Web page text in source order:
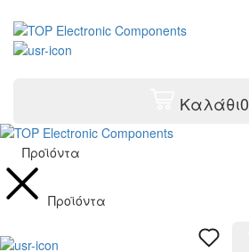
Καλάθι0
Προϊόντα
Προϊόντα